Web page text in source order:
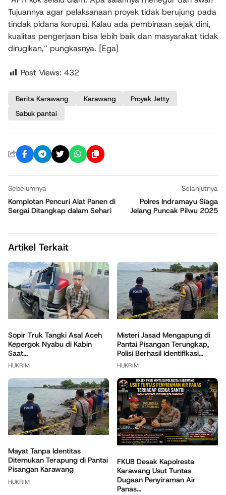
Tujuannya agar pelaksanaan proyek tidak berujung pada
tindak pidana korupsi. Kalau ada pembinaan sejak dini,
kualitas pengerjaan bisa lebih baik dan masyarakat tidak
dirugikan,” pungkasnya. [Ega]
Post Views: 432
Berita Karawang Karawang
Proyek Jetty
Sabuk pantai
Sebelumnya
Komplotan Pencuri Alat Panen di
Sergai Ditangkap dalam Sehari
Selanjutnya
Polres Indramayu Siaga
Jelang Puncak Pilwu 2025
Artikel Terkait
Sopir Truk Tangki Asal Aceh
Kepergok Nyabu di Kabin
Saat...
HUKRIM
Misteri Jasad Mengapung di
Pantai Pisangan Terungkap,
Polisi Berhasil Identifikasi...
HUKRIM
Mayat Tanpa Identitas
Ditemukan Terapung di Pantai
Pisangan Karawang
HUKRIM
FKUB Desak Kapolresta
Karawang Usut Tuntas
Dugaan Penyiraman Air
Panas...